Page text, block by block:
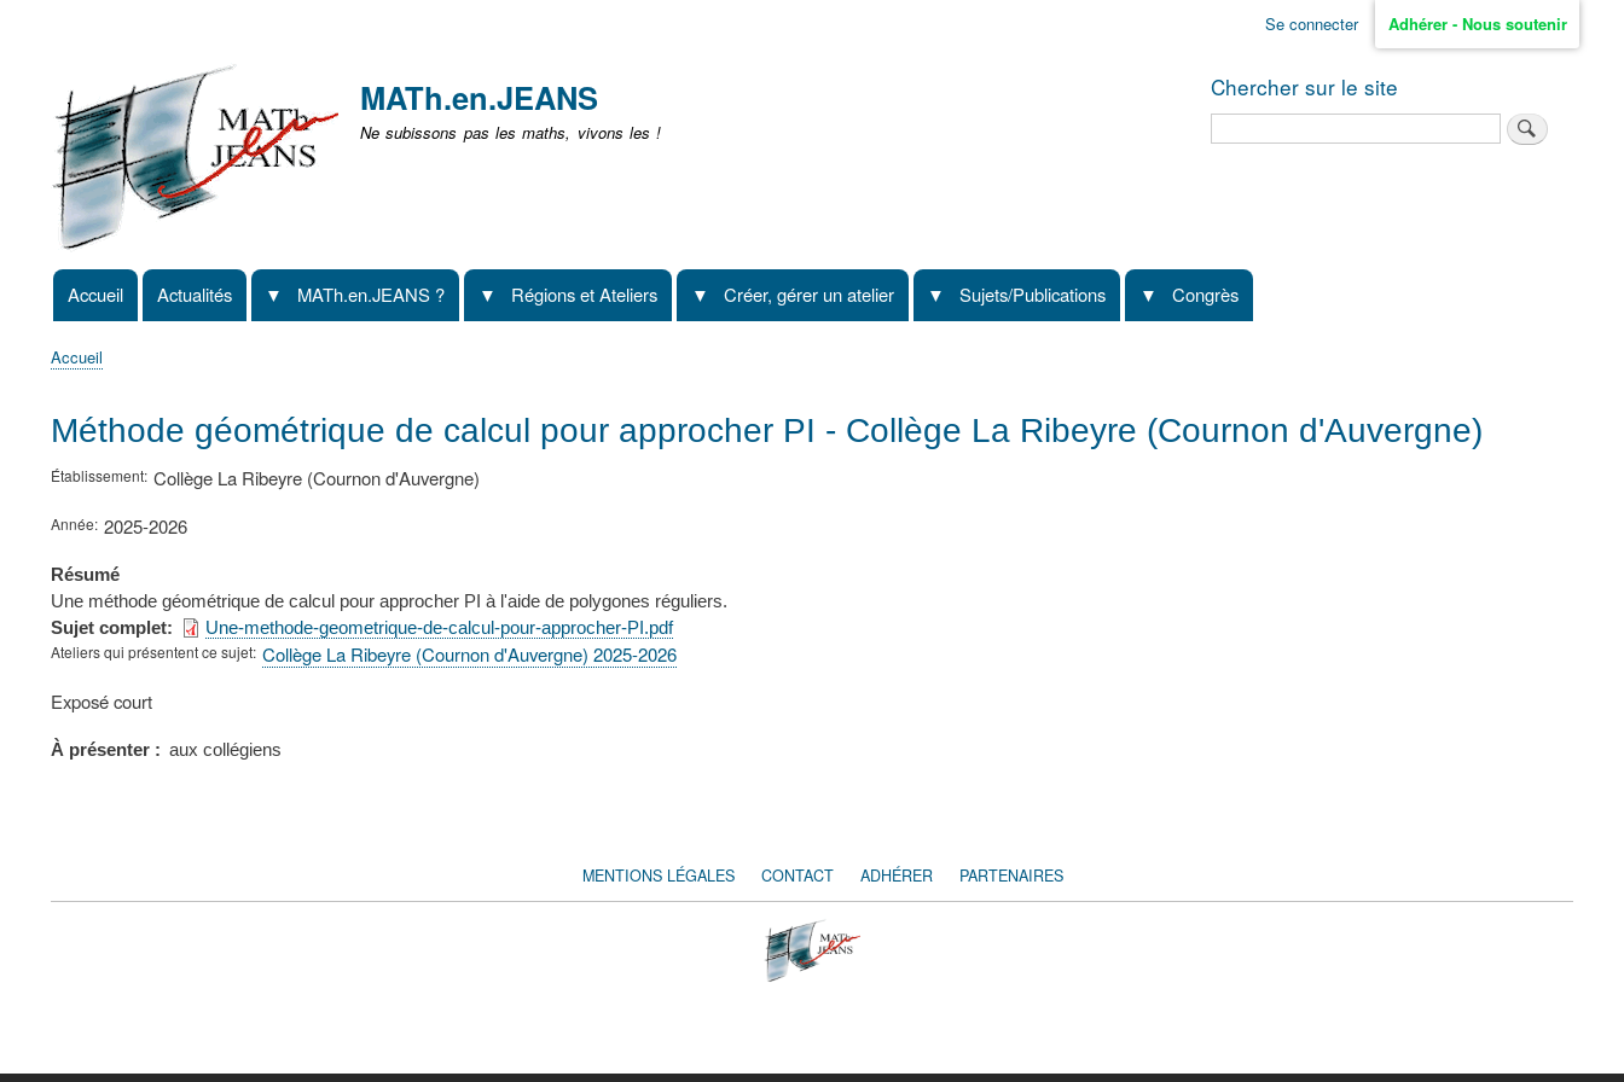
non
identifié
Se connecter Adhérer - Nous soutenir
MATh.en.JEANS
Ne subissons pas les maths, vivons les !
Chercher sur le site
Navigation
principale
Accueil Actualités MATh.en.JEANS ? Régions et Ateliers Créer, gérer un atelier Sujets/Publications Congrès
d'Ariane
Accueil
Méthode géométrique de calcul pour approcher PI - Collège La Ribeyre (Cournon d'Auvergne)
Établissement Collège La Ribeyre (Cournon d'Auvergne)
Année 2025-2026
Résumé
Une méthode géométrique de calcul pour approcher PI à l'aide de polygones réguliers.
Sujet complet
Une-methode-geometrique-de-calcul-pour-approcher-PI.pdf
Ateliers qui présentent ce sujet Collège La Ribeyre (Cournon d'Auvergne) 2025-2026
Type
présentation
Exposé court
À présenter aux collégiens
FOOTER
MENTIONS LÉGALES CONTACT ADHÉRER PARTENAIRES